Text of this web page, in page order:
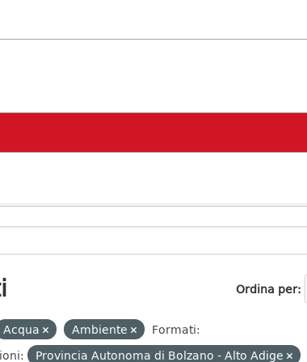
Ordina per
Acqua Ambiente
Formati:
Provincia Autonoma di Bolzano - Alto Adige